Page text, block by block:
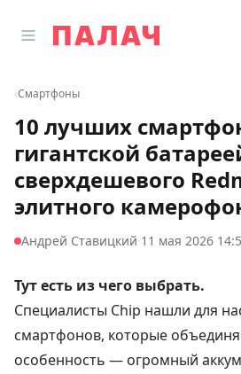
Открыть главное меню
Палач
‹Смартфоны
10 лучших
гигантской
сверхдешевого
элитного
Андрей Ставицкий·11 мая 2026
Тут есть из чего выбрать.
Специалисты Chip нашли для
смартфонов, которые
особенность — огромный